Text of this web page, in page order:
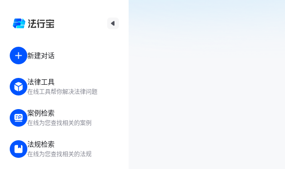
新建对话
法律工具
在线工具帮你解决法律问题
案例检索
在线为您查找相关的案例
法规检索
在线为您查找相关的法规